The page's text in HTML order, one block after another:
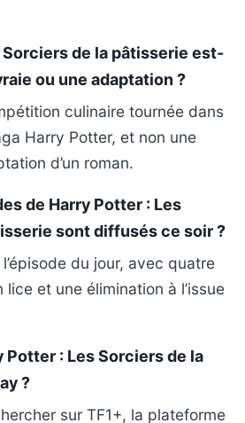
Sorciers de la pâtisserie est-
ou une adaptation ?
culinaire tournée dans
Harry Potter, et non une
d’un roman.
de Harry Potter : Les
sont diffusés ce soir ?
du jour, avec quatre
et une élimination à l’issue
Potter : Les Sorciers de la
?
sur TF1+, la plateforme